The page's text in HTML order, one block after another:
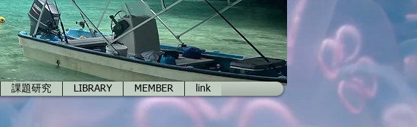
課題研究 LIBRARY MEMBER link